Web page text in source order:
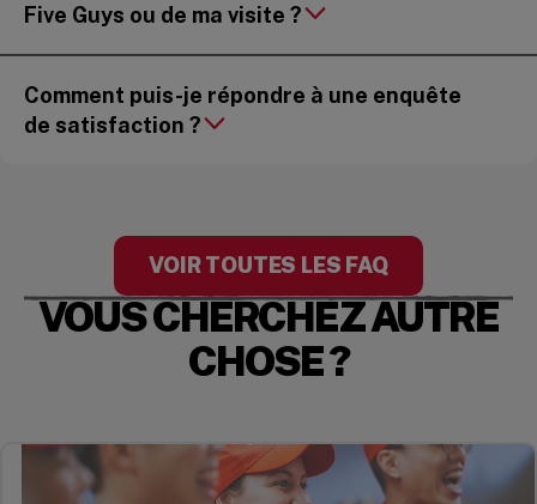
Five Guys ou de ma visite ?
Comment puis-je répondre à une enquête
de satisfaction ?
VOIR TOUTES LES FAQ
VOUS CHERCHEZ AUTRE
CHOSE ?